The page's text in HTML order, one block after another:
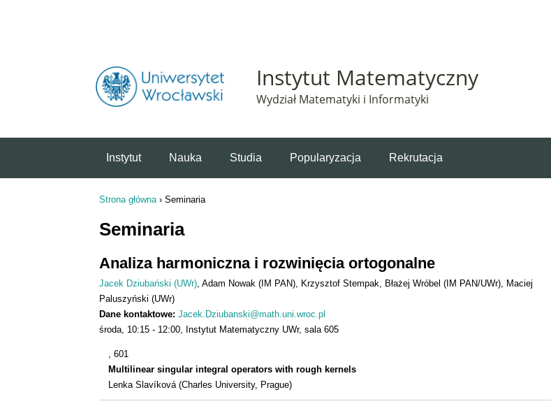
Instytut Matematyczny
Wydział Matematyki i Informatyki
Instytut Nauka Studia Popularyzacja Rekrutacja
Strona główna› Seminaria
Seminaria
Analiza harmoniczna i rozwinięcia ortogonalne
Jacek Dziubański (UWr) Adam Nowak (IM PAN) Krzysztof Stempak Błażej Wróbel (IM PAN/UWr)
Maciej
Paluszyński (UWr)
Dane kontaktowe: Jacek.Dziubanski@math.uni.wroc.pl
środa 10:15 12:00 Instytut Matematyczny UWr, sala 605
, 601
Multilinear singular integral operators with rough kernels
Lenka Slavíková (Charles University, Prague)